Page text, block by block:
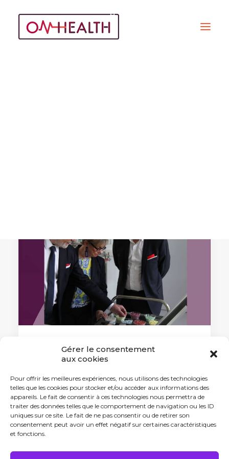
Gérer le consentement
aux cookies
Pour offrir les meilleures expériences, nous utilisons des technologies
telles que les cookies pour stocker et/ou accéder aux informations des
appareils. Le fait de consentir à ces technologies nous permettra de
traiter des données telles que le comportement de navigation ou les ID
uniques sur ce site. Le fait de ne pas consentir ou de retirer son
consentement peut avoir un effet négatif sur certaines caractéristiques
et fonctions.
5 avril 2024
IMT Dijon : un nouveau campus
dédié aux métiers des industries
de santé
Le Groupe IMT vient de concrétiser son
implantation à Dijon…
by Antonin Tabard